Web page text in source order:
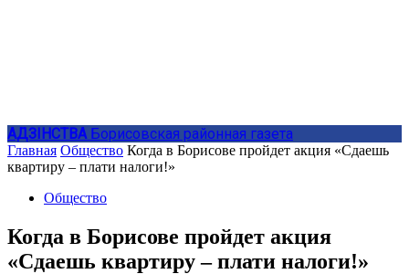
АДЗIНСТВА Борисовская районная газета
Главная Общество Когда в Борисове пройдет акция «Сдаешь
квартиру – плати налоги!»
Общество
Когда в Борисове пройдет акция
«Сдаешь квартиру – плати налоги!»